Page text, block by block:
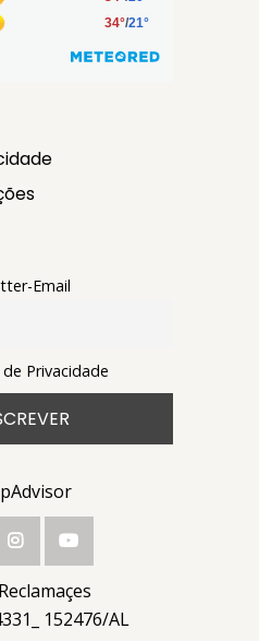
Email
Privacidade
152476/AL